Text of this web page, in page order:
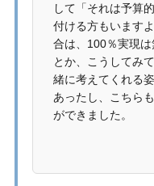
して「それは予算
付ける方もいます
合は、100％実現
とか、こうしてみ
緒に考えてくれる
あったし、こちら
ができました。